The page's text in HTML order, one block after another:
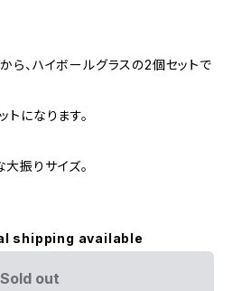
、ハイボールグラスの2個セットで
トになります。
振りサイズ。
shipping available
Sold out